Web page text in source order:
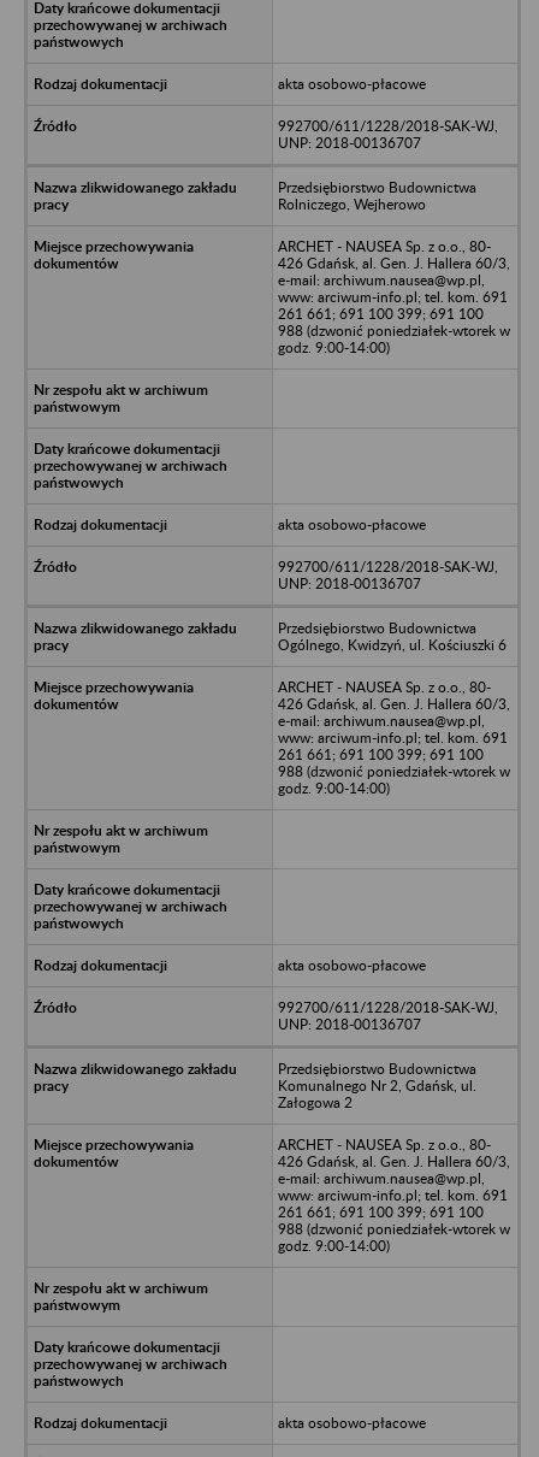
akta osobowo-płacowe
992700/611/1228/2018-SAK-WJ,
UNP: 2018-00136707
Przedsiębiorstwo Budownictwa
Rolniczego, Wejherowo
ARCHET - NAUSEA Sp. z o.o., 80-
426 Gdańsk, al. Gen. J. Hallera 60/3,
e-mail: archiwum.nausea@wp.pl,
www: arciwum-info.pl; tel. kom. 691
261 661; 691 100 399; 691 100
988 (dzwonić poniedziałek-wtorek w
godz. 9:00-14:00)
akta osobowo-płacowe
992700/611/1228/2018-SAK-WJ,
UNP: 2018-00136707
Przedsiębiorstwo Budownictwa
Ogólnego, Kwidzyń, ul. Kościuszki 6
ARCHET - NAUSEA Sp. z o.o., 80-
426 Gdańsk, al. Gen. J. Hallera 60/3,
e-mail: archiwum.nausea@wp.pl,
www: arciwum-info.pl; tel. kom. 691
261 661; 691 100 399; 691 100
988 (dzwonić poniedziałek-wtorek w
godz. 9:00-14:00)
akta osobowo-płacowe
992700/611/1228/2018-SAK-WJ,
UNP: 2018-00136707
Przedsiębiorstwo Budownictwa
Komunalnego Nr 2, Gdańsk, ul.
Załogowa 2
ARCHET - NAUSEA Sp. z o.o., 80-
426 Gdańsk, al. Gen. J. Hallera 60/3,
e-mail: archiwum.nausea@wp.pl,
www: arciwum-info.pl; tel. kom. 691
261 661; 691 100 399; 691 100
988 (dzwonić poniedziałek-wtorek w
godz. 9:00-14:00)
akta osobowo-płacowe